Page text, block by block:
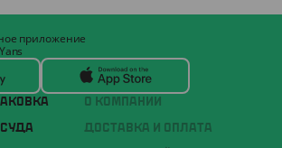
О КОМПАНИИ
ДОСТАВКА И ОПЛАТА
приложение